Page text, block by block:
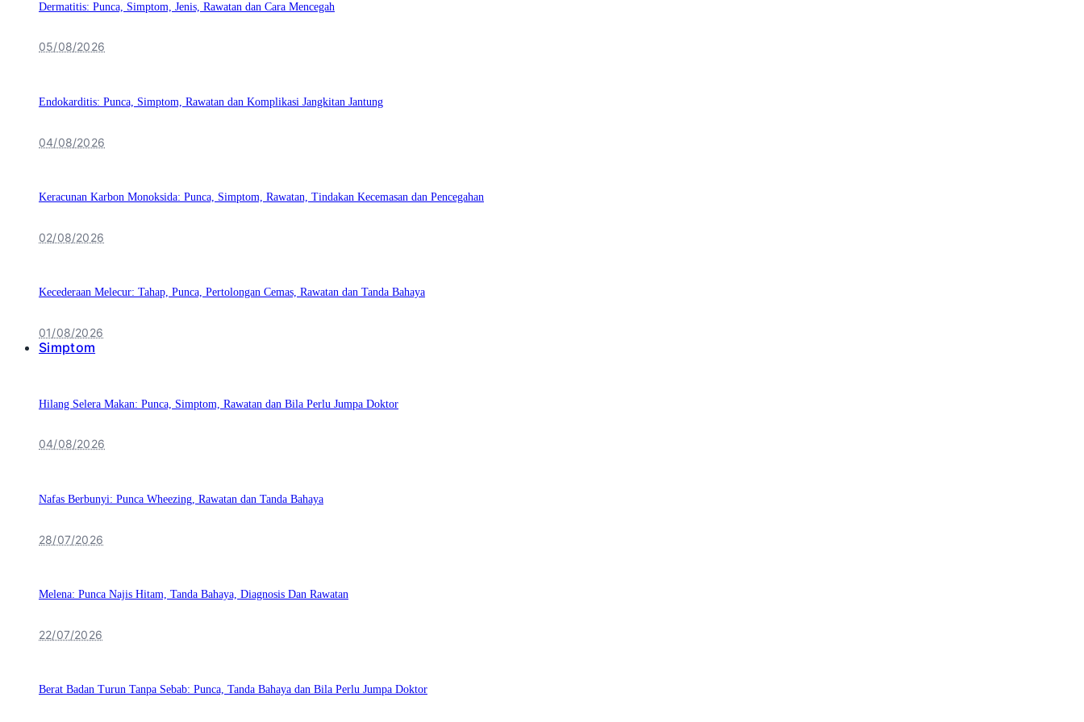
Dermatitis: Punca, Simptom, Jenis, Rawatan dan Cara Mencegah
05/08/2026
Endokarditis: Punca, Simptom, Rawatan dan Komplikasi Jangkitan Jantung
04/08/2026
Keracunan Karbon Monoksida: Punca, Simptom, Rawatan, Tindakan Kecemasan dan Pencegahan
02/08/2026
Kecederaan Melecur: Tahap, Punca, Pertolongan Cemas, Rawatan dan Tanda Bahaya
01/08/2026
Simptom
Hilang Selera Makan: Punca, Simptom, Rawatan dan Bila Perlu Jumpa Doktor
04/08/2026
Nafas Berbunyi: Punca Wheezing, Rawatan dan Tanda Bahaya
28/07/2026
Melena: Punca Najis Hitam, Tanda Bahaya, Diagnosis Dan Rawatan
22/07/2026
Berat Badan Turun Tanpa Sebab: Punca, Tanda Bahaya dan Bila Perlu Jumpa Doktor